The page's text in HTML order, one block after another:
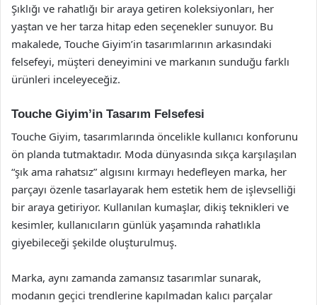
Şıklığı ve rahatlığı bir araya getiren koleksiyonları, her
yaştan ve her tarza hitap eden seçenekler sunuyor. Bu
makalede, Touche Giyim’in tasarımlarının arkasındaki
felsefeyi, müşteri deneyimini ve markanın sunduğu farklı
ürünleri inceleyeceğiz.
Touche Giyim’in Tasarım Felsefesi
Touche Giyim, tasarımlarında öncelikle kullanıcı konforunu
ön planda tutmaktadır. Moda dünyasında sıkça karşılaşılan
“şık ama rahatsız” algısını kırmayı hedefleyen marka, her
parçayı özenle tasarlayarak hem estetik hem de işlevselliği
bir araya getiriyor. Kullanılan kumaşlar, dikiş teknikleri ve
kesimler, kullanıcıların günlük yaşamında rahatlıkla
giyebileceği şekilde oluşturulmuş.
Marka, aynı zamanda zamansız tasarımlar sunarak,
modanın geçici trendlerine kapılmadan kalıcı parçalar